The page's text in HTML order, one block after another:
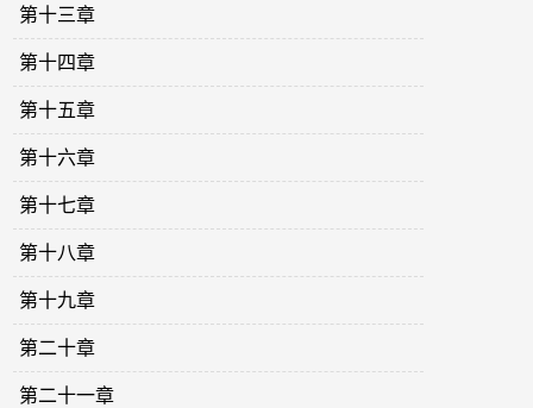
第十三章
第十四章
第十五章
第十六章
第十七章
第十八章
第十九章
第二十章
第二十一章